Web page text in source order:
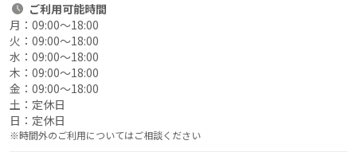
ご利用可能時間
月： 09:00〜18:00
火： 09:00〜18:00
水： 09:00〜18:00
木： 09:00〜18:00
金： 09:00〜18:00
土： 定休日
日： 定休日
※時間外のご利用についてはご相談ください